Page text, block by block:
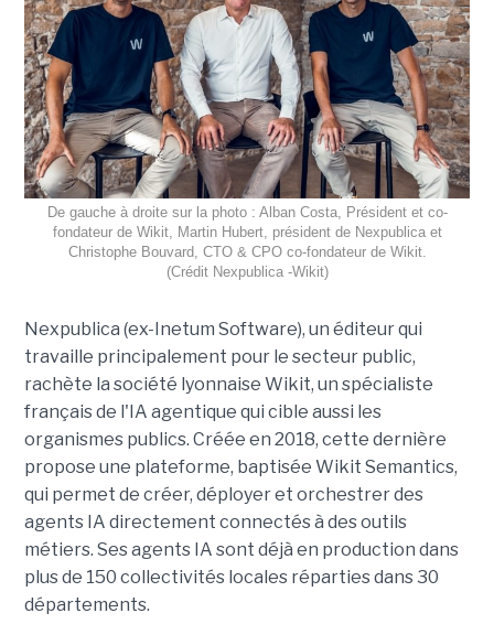
De gauche à droite sur la photo : Alban Costa, Président et co-
fondateur de Wikit, Martin Hubert, président de Nexpublica et
Christophe Bouvard, CTO & CPO co-fondateur de Wikit.
(Crédit Nexpublica -Wikit)
Nexpublica (ex-Inetum Software), un éditeur qui
travaille principalement pour le secteur public,
rachète la société lyonnaise Wikit, un spécialiste
français de l'IA agentique qui cible aussi les
organismes publics. Créée en 2018, cette dernière
propose une plateforme, baptisée Wikit Semantics,
qui permet de créer, déployer et orchestrer des
agents IA directement connectés à des outils
métiers. Ses agents IA sont déjà en production dans
plus de 150 collectivités locales réparties dans 30
départements.